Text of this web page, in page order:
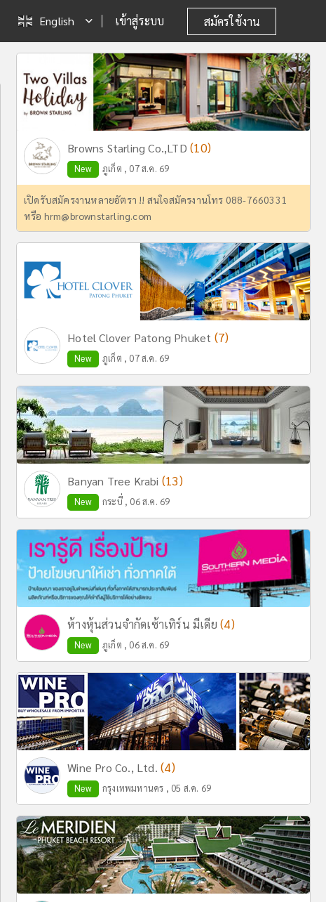
English เข้าสู่ระบบ สมัครใช้งาน
Browns Starling Co.,LTD(10)
New ภูเก็ต , 07 ส.ค. 69
เปิดรับสมัครงานหลายอัตรา !! สนใจสมัครงานโทร 088-7660331
หรือ hrm@brownstarling.com
Hotel Clover Patong Phuket (7)
New ภูเก็ต , 07 ส.ค. 69
Banyan Tree Krabi (13)
New กระบี่ , 06 ส.ค. 69
ห้างหุ้นส่วนจำกัดเซ้าเทิร์น มีเดีย(4)
New ภูเก็ต , 06 ส.ค. 69
Wine Pro Co., Ltd.(4)
New กรุงเทพมหานคร , 05 ส.ค. 69